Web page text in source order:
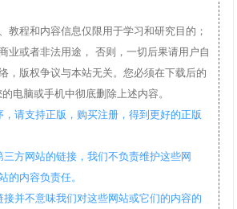
教程和内容信息仅限用于学习和研究目的；
业或者非法用途， 否则，一切后果请用户自
，版权争议与本站无关。您必须在下载后的
电脑或手机中彻底删除上述内容。
请支持正版，购买注册，得到更好的正版
方网站的链接，我们不负责维护这些网
的内容负责任。
并不意味我们对这些网站或它们的内容的